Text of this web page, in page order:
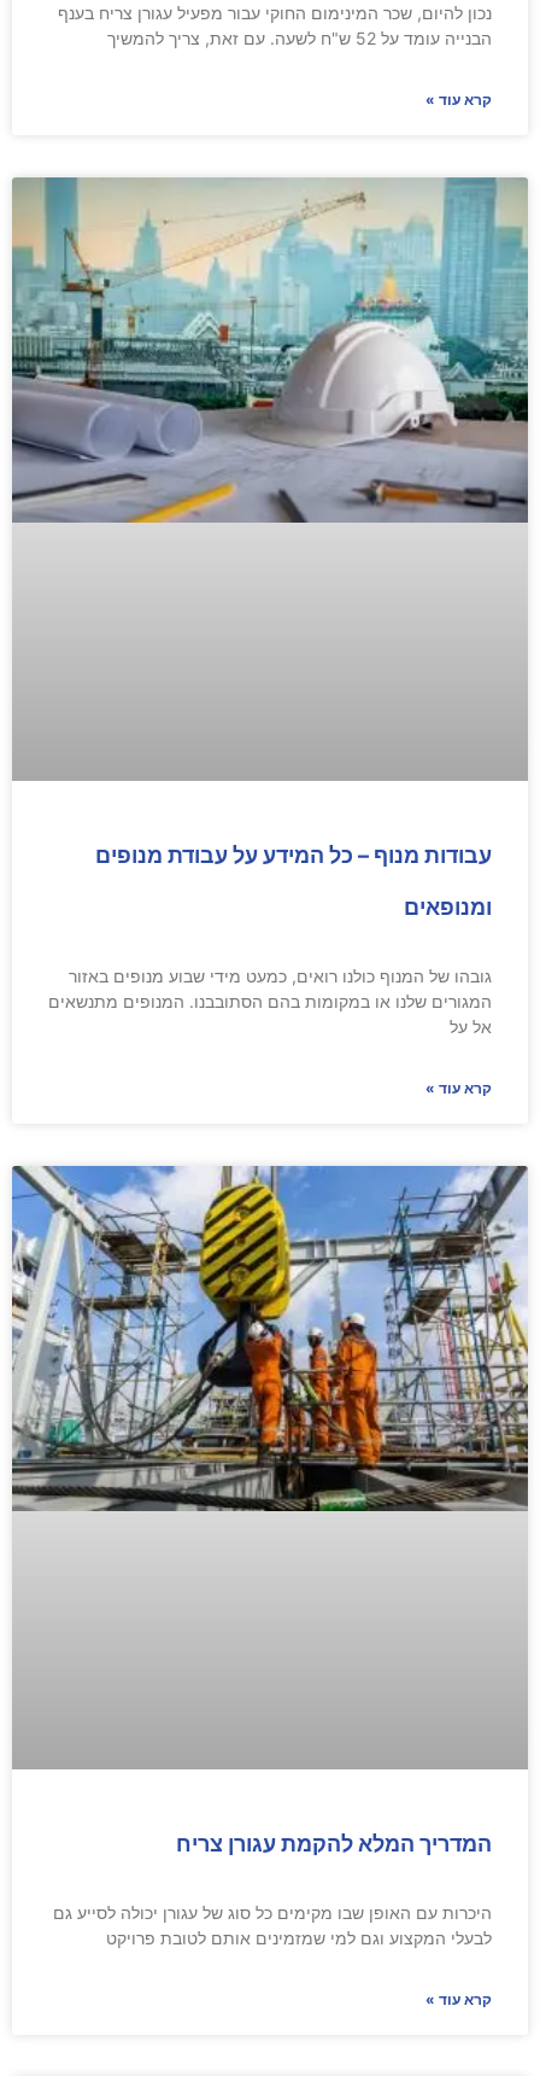
נכון להיום, שכר המינימום החוקי עבור מפעיל עגורן צריח בענף
הבנייה עומד על 52 ש"ח לשעה. עם זאת, צריך להמשיך
קרא עוד »
עבודות מנוף – כל המידע על עבודת מנופים
ומנופאים
גובהו של המנוף כולנו רואים, כמעט מידי שבוע מנופים באזור
המגורים שלנו או במקומות בהם הסתובבנו. המנופים מתנשאים
אל על
קרא עוד »
המדריך המלא להקמת עגורן צריח
היכרות עם האופן שבו מקימים כל סוג של עגורן יכולה לסייע גם
לבעלי המקצוע וגם למי שמזמינים אותם לטובת פרויקט
קרא עוד »